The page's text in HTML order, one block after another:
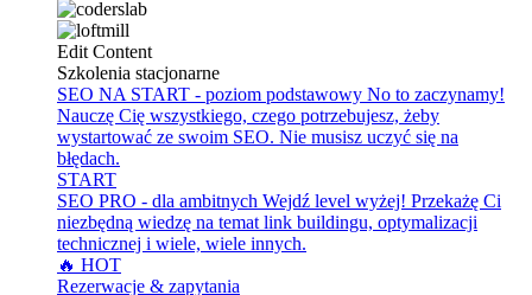
Edit Content
Szkolenia stacjonarne
SEO NA START - poziom podstawowy No to zaczynamy!
Nauczę Cię wszystkiego, czego potrzebujesz, żeby
wystartować ze swoim SEO. Nie musisz uczyć się na
błędach.
START
SEO PRO - dla ambitnych Wejdź level wyżej! Przekażę Ci
niezbędną wiedzę na temat link buildingu, optymalizacji
technicznej i wiele, wiele innych.
🔥 HOT
Rezerwacje & zapytania